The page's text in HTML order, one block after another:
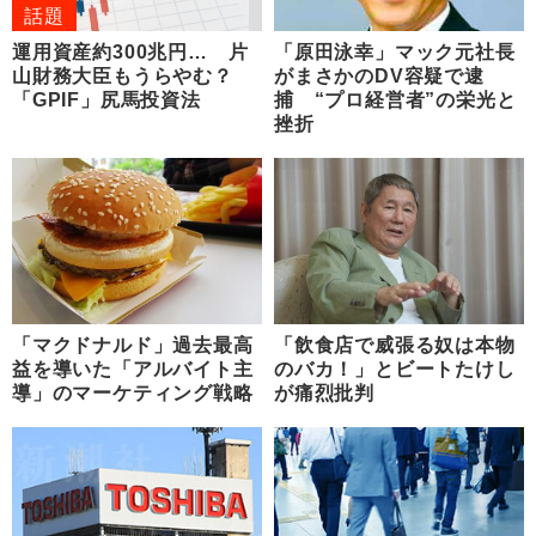
話題
運用資産約300兆円… 片
山財務大臣もうらやむ？
「GPIF」尻馬投資法
「原田泳幸」マック元社長
がまさかのDV容疑で逮
捕 “プロ経営者”の栄光と
挫折
「マクドナルド」過去最高
益を導いた「アルバイト主
導」のマーケティング戦略
「飲食店で威張る奴は本物
のバカ！」とビートたけし
が痛烈批判